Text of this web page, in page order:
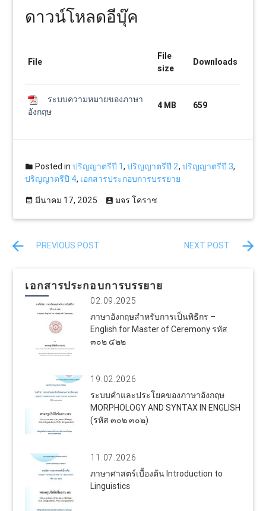
ดาวน์โหลดอีบุ๊ค
File
File
size
Downloads
ระบบความหมายของภาษา
อังกฤษ
4 MB 659
Posted inปริญญาตรีปี 1,ปริญญาตรีปี 2,ปริญญาตรีปี 3,
ปริญญาตรีปี 4, เอกสารประกอบการบรรยาย
มีนาคม 17, 2025
มจร โคราช
PREVIOUS POST NEXT POST
เอกสารประกอบการบรรยาย
02.09.2025
ภาษาอังกฤษสำหรับการเป็นพิธีกร –
English for Master of Ceremony รหัส
๓๐๒ ๔๒๒
19.02.2026
ระบบคำและประโยคของภาษาอังกฤษ
MORPHOLOGY AND SYNTAX IN ENGLISH
(รหัส ๓๐๒ ๓๐๒)
11.07.2026
ภาษาศาสตร์เบื้องต้น Introduction to
Linguistics